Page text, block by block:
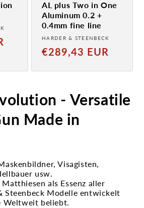
AL plus Two in One
Aluminum 0.2 +
0.4mm fine line
Provider:
HARDER & STEENBECK
Normaler
€289,43 EUR
- Versatile
Made in
Visagisten,
usw.
als Essenz aller
Steenbeck Modelle entwickelt
Weltweit beliebt.